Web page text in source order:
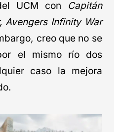
UCM con Capitán
Avengers Infinity War
creo que no se
el mismo río dos
caso la mejora